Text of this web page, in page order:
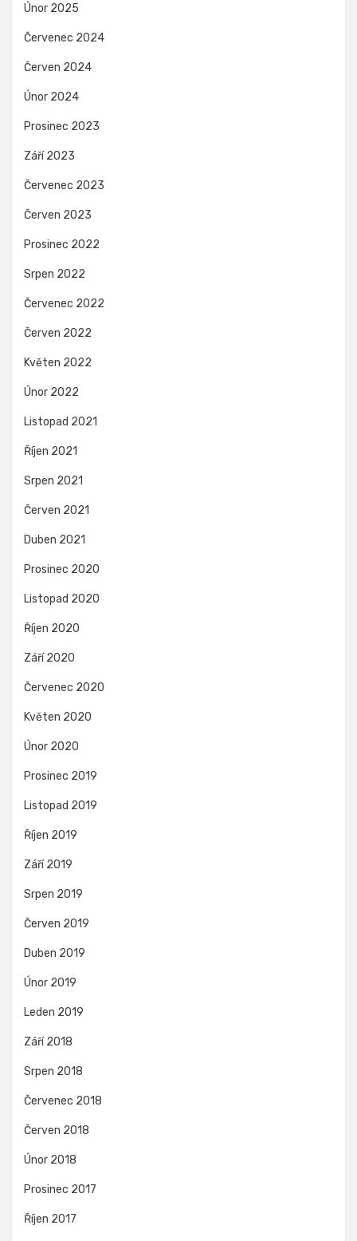
Únor 2025
Červenec 2024
Červen 2024
Únor 2024
Prosinec 2023
Září 2023
Červenec 2023
Červen 2023
Prosinec 2022
Srpen 2022
Červenec 2022
Červen 2022
Květen 2022
Únor 2022
Listopad 2021
Říjen 2021
Srpen 2021
Červen 2021
Duben 2021
Prosinec 2020
Listopad 2020
Říjen 2020
Září 2020
Červenec 2020
Květen 2020
Únor 2020
Prosinec 2019
Listopad 2019
Říjen 2019
Září 2019
Srpen 2019
Červen 2019
Duben 2019
Únor 2019
Leden 2019
Září 2018
Srpen 2018
Červenec 2018
Červen 2018
Únor 2018
Prosinec 2017
Říjen 2017